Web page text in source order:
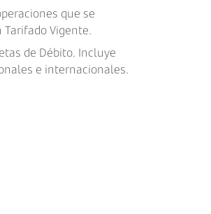
que se
Vigente.
de Débito. Incluye
e internacionales.